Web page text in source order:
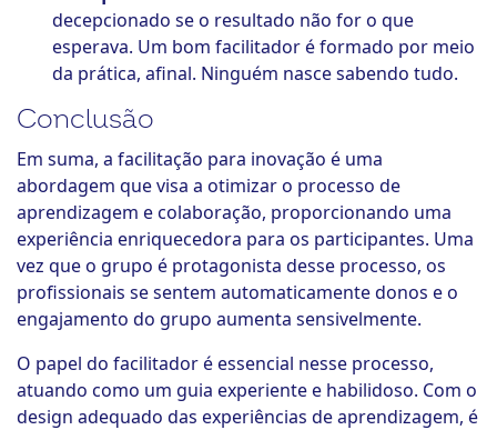
decepcionado se o resultado não for o que
esperava. Um bom facilitador é formado por meio
da prática, afinal. Ninguém nasce sabendo tudo.
Conclusão
Em suma, a facilitação para inovação é uma
abordagem que visa a otimizar o processo de
aprendizagem e colaboração, proporcionando uma
experiência enriquecedora para os participantes. Uma
vez que o grupo é protagonista desse processo, os
profissionais se sentem automaticamente donos e o
engajamento do grupo aumenta sensivelmente.
O papel do facilitador é essencial nesse processo,
atuando como um guia experiente e habilidoso. Com o
design adequado das experiências de aprendizagem, é